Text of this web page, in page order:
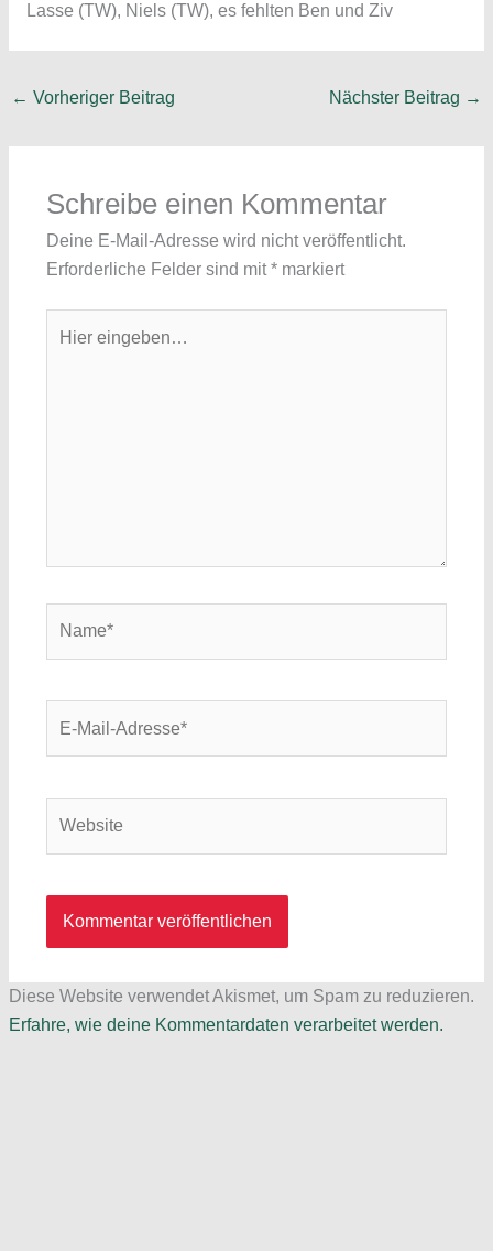
Lasse (TW), Niels (TW), es fehlten Ben und Ziv
← Vorheriger Beitrag Nächster Beitrag →
Schreibe einen Kommentar
Deine E-Mail-Adresse wird nicht veröffentlicht.
Erforderliche Felder sind mit*markiert
eingeben…
Diese Website verwendet Akismet, um Spam zu reduzieren.
Erfahre, wie deine Kommentardaten verarbeitet werden.